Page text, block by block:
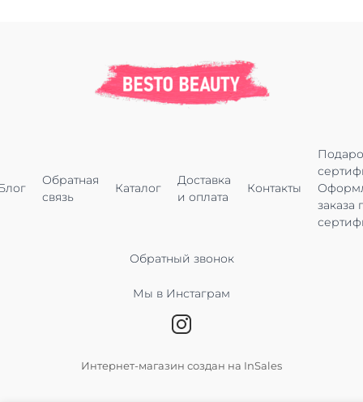
Обратная
связь
Каталог
Доставка
и оплата
Контакты
заказа
Обратный звонок
Мы в Инстаграм
Интернет-магазин создан на InSales